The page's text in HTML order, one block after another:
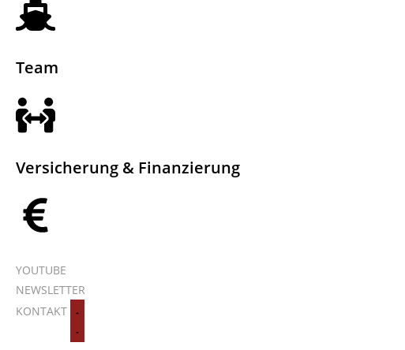
Team
Versicherung & Finanzierung
YOUTUBE
NEWSLETTER
KONTAKT